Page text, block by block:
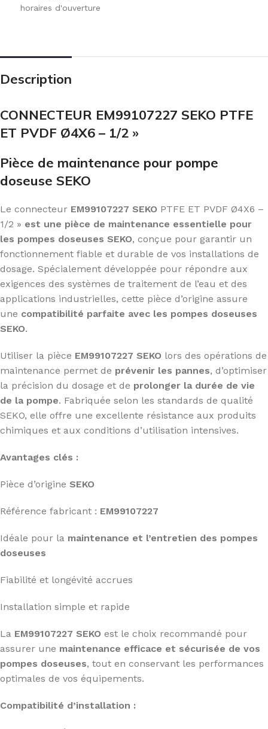
horaires d'ouverture
Description
CONNECTEUR EM99107227 SEKO PTFE
ET PVDF Ø4X6 – 1/2 »
Pièce de maintenance pour pompe
doseuse SEKO
Le connecteur EM99107227 SEKO PTFE ET PVDF Ø4X6 –
1/2 » est une pièce de maintenance essentielle pour
les pompes doseuses SEKO, conçue pour garantir un
fonctionnement fiable et durable de vos installations de
dosage. Spécialement développée pour répondre aux
exigences des systèmes de traitement de l’eau et des
applications industrielles, cette pièce d’origine assure
une compatibilité parfaite avec les pompes doseuses
SEKO.
Utiliser la pièce EM99107227 SEKO lors des opérations de
maintenance permet de prévenir les pannes, d’optimiser
la précision du dosage et de prolonger la durée de vie
de la pompe. Fabriquée selon les standards de qualité
SEKO, elle offre une excellente résistance aux produits
chimiques et aux conditions d’utilisation intensives.
Avantages clés :
Pièce d’origine SEKO
Référence fabricant : EM99107227
Idéale pour la maintenance et l’entretien des pompes
doseuses
Fiabilité et longévité accrues
Installation simple et rapide
La EM99107227 SEKO est le choix recommandé pour
assurer une maintenance efficace et sécurisée de vos
pompes doseuses, tout en conservant les performances
optimales de vos équipements.
Compatibilité d’installation :